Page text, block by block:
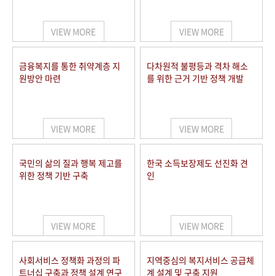
VIEW MORE VIEW MORE
금융복지를 통한 취약계층 지
원방안 마련
VIEW MORE
다차원적 불평등과 격차 해소
를 위한 근거 기반 정책 개발
VIEW MORE
국민의 삶의 질과 행복 제고를
위한 정책 기반 구축
VIEW MORE
한국 소득보장제도 선진화 견
인
VIEW MORE
사회서비스 정책화 과정의 파
트너십 구축과 정책 설계 연구
지역중심의 복지서비스 공급체
계 설계 및 구축 지원